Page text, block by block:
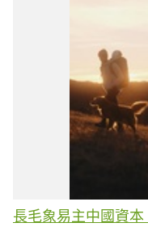
長毛象易主中國資